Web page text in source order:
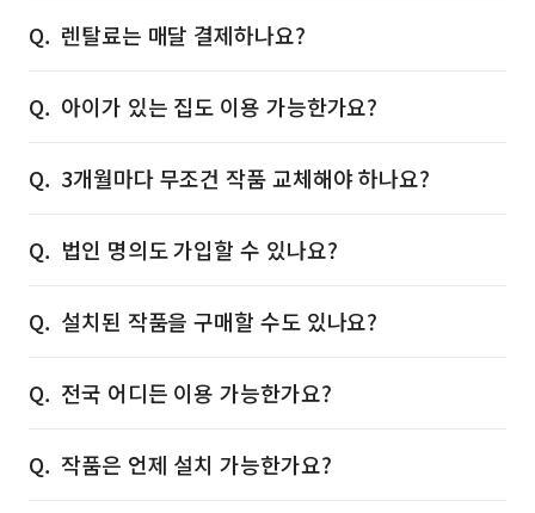
렌탈료는 매달 결제하나요?
아이가 있는 집도 이용 가능한가요?
3개월마다 무조건 작품 교체해야 하나요?
법인 명의도 가입할 수 있나요?
설치된 작품을 구매할 수도 있나요?
전국 어디든 이용 가능한가요?
작품은 언제 설치 가능한가요?